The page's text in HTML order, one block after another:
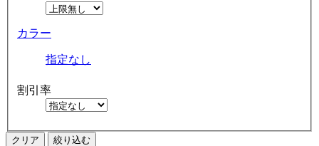
カラー
指定なし
割引率
クリア 絞り込む